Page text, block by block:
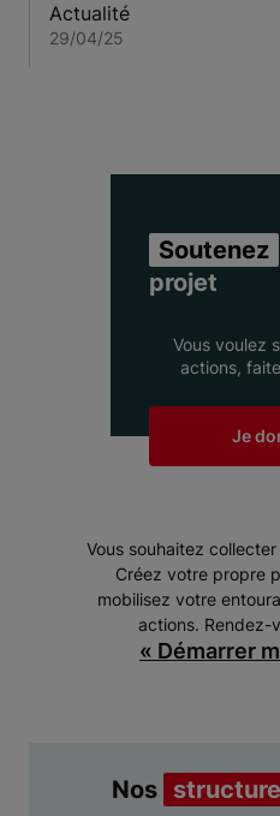
Actualité
29/04/25
Soutenez
projet
Vous voulez
actions,
Je
Vous souhaitez
Créez votre propre
mobilisez votre
actions. Rendez-
« Démarrer
Nos